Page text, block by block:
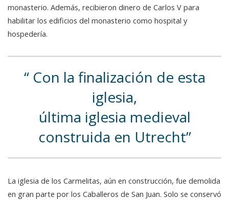
monasterio. Además, recibieron dinero de Carlos V para
habilitar los edificios del monasterio como hospital y
hospedería.
Con la finalización de esta
iglesia,
última iglesia medieval
construida en Utrecht
La iglesia de los Carmelitas, aún en construcción, fue demolida
en gran parte por los Caballeros de San Juan. Solo se conservó